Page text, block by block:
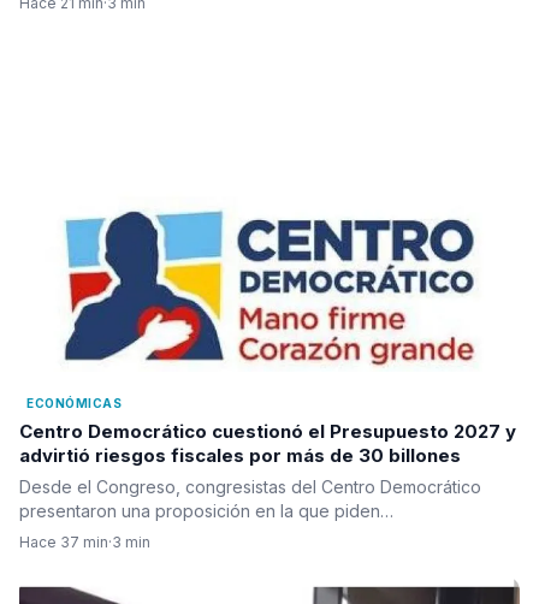
ECONÓMICAS
Centro Democrático cuestionó el Presupuesto 2027 y
advirtió riesgos fiscales por más de 30 billones
Desde el Congreso, congresistas del Centro Democrático
presentaron una proposición en la que piden…
Hace 37 min·3 min